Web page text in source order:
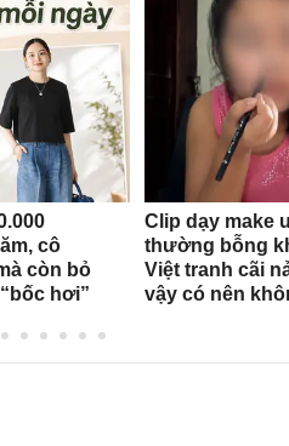
cô
còn bỏ
hơi”
Clip dạy make
thường bỗng
Việt tranh cãi
vậy có nên